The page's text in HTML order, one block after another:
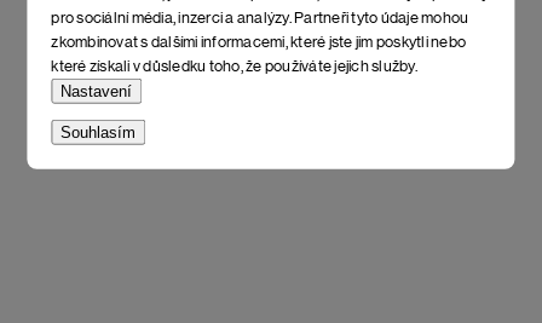
pro sociální média, inzerci a analýzy. Partneři tyto údaje mohou
zkombinovat s dalšími informacemi, které jste jim poskytli nebo
které získali v důsledku toho, že používáte jejich služby.
Nastavení
Souhlasím